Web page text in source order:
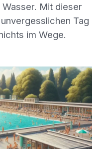
Wasser. Mit dieser
Tag
im Wege.